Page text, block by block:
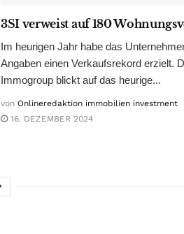
3SI verweist auf 180
Im heurigen Jahr habe das
Angaben einen Verkaufsrekord erzielt.
Immogroup blickt auf das heurige...
von Onlineredaktion immobilien investment
16. DEZEMBER 2024